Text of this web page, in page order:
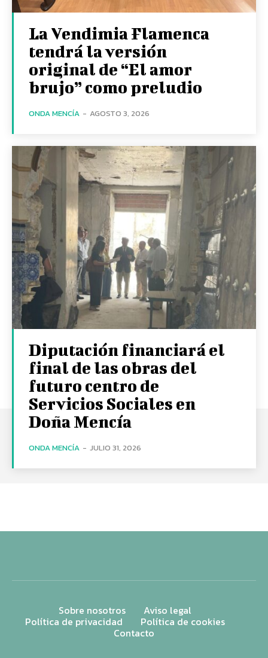
La Vendimia Flamenca
tendrá la versión
original de “El amor
brujo” como preludio
ONDA MENCÍA - AGOSTO 3, 2026
Diputación financiará el
final de las obras del
futuro centro de
Servicios Sociales en
Doña Mencía
ONDA MENCÍA - JULIO 31, 2026
Sobre nosotros Aviso legal
Política de privacidad Política de cookies
Contacto